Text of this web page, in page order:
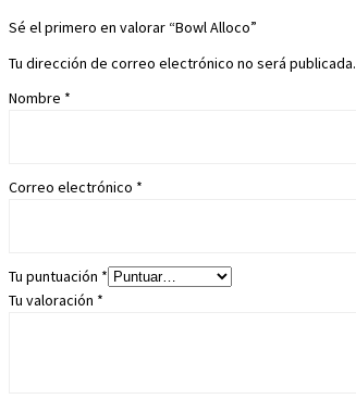
Sé el primero en valorar “Bowl Alloco”
Tu dirección de correo electrónico no será publicada.
Tu puntuación *
Tu valoración *
Nombre *
Correo electrónico *